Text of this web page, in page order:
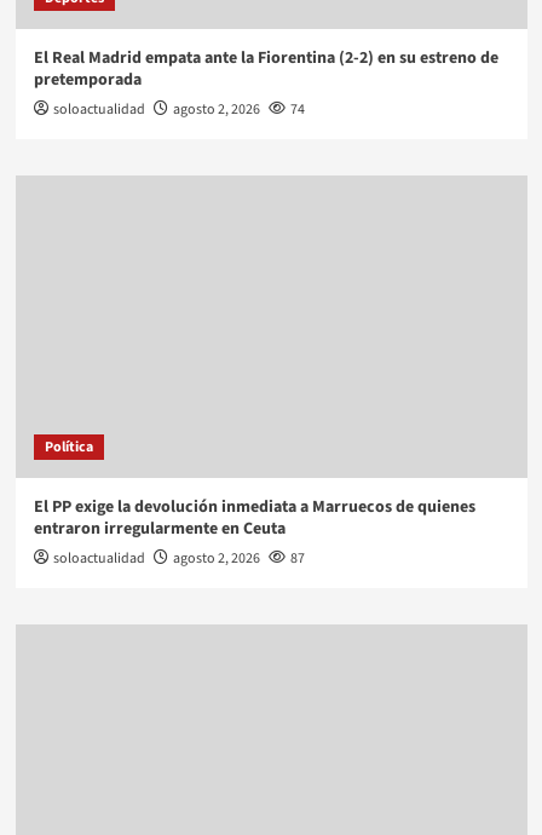
El Real Madrid empata ante la Fiorentina (2-2) en su estreno de
pretemporada
soloactualidad agosto 2, 2026 74
Política
El PP exige la devolución inmediata a Marruecos de quienes
entraron irregularmente en Ceuta
soloactualidad agosto 2, 2026 87